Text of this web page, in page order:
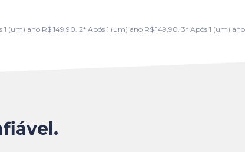
(um) ano R$ 149,90. 2* Após 1 (um) ano R$ 149,90. 3* Após 1 (um)